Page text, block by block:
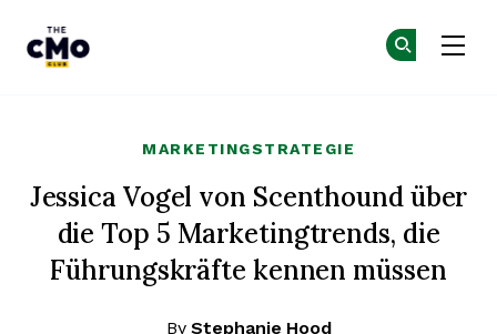
MARKETINGSTRATEGIE
Jessica Vogel von Scenthound über
die Top 5 Marketingtrends, die
Führungskräfte kennen müssen
By Stephanie Hood